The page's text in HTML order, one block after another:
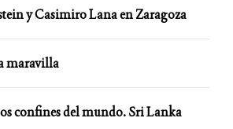
y Casimiro Lana en Zaragoza
maravilla
confines del mundo. Sri Lanka